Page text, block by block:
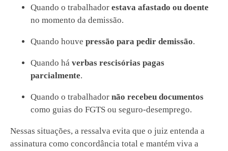
Quando o trabalhador estava afastado ou doente
no momento da demissão.
Quando houve pressão para pedir demissão.
Quando há verbas rescisórias pagas
parcialmente.
Quando o trabalhador não recebeu documentos
como guias do FGTS ou seguro-desemprego.
Nessas situações, a ressalva evita que o juiz entenda a
assinatura como concordância total e mantém viva a